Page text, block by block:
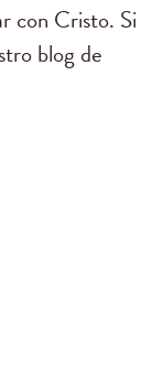
con Cristo. Si
blog de